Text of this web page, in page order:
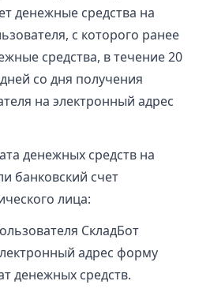
денежные средства на
с которого ранее
средства, в течение 20
со дня получения
на электронный адрес
денежных средств на
банковский счет
лица:
СкладБот
адрес форму
денежных средств.